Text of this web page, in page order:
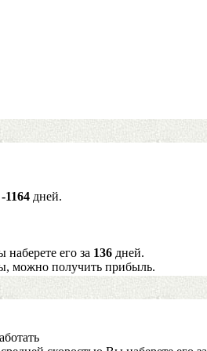
-1164 дней.
его за 136 дней.
можно получить прибыль.